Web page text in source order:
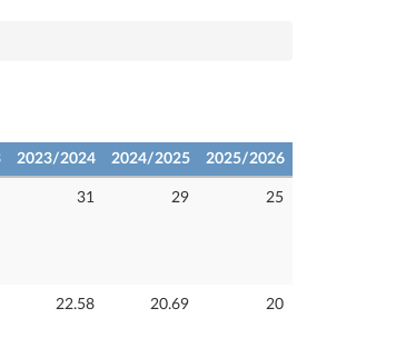
2023/2024 2024/2025 2025/2026
31 29 25
22.58 20.69 20